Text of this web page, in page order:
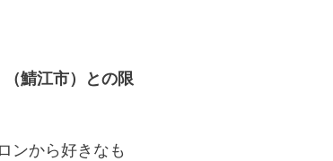
（鯖江市）との限
ンから好きなも